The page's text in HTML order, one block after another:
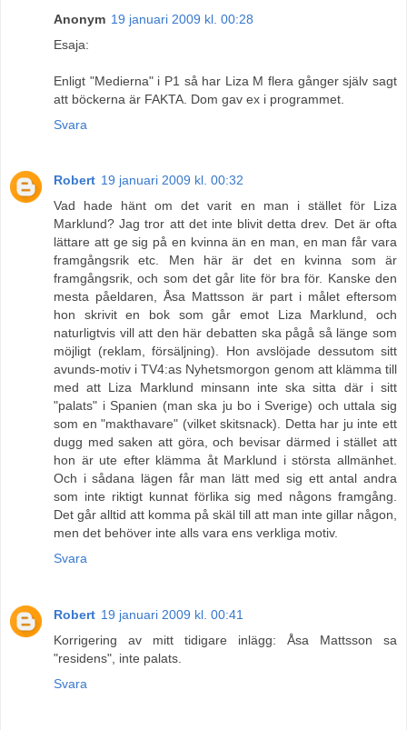
Anonym 19 januari 2009 kl. 00:28
Esaja:
Enligt "Medierna" i P1 så har Liza M flera gånger själv sagt
att böckerna är FAKTA. Dom gav ex i programmet.
Svara
Robert 19 januari 2009 kl. 00:32
Vad hade hänt om det varit en man i stället för Liza
Marklund? Jag tror att det inte blivit detta drev. Det är ofta
lättare att ge sig på en kvinna än en man, en man får vara
framgångsrik etc. Men här är det en kvinna som är
framgångsrik, och som det går lite för bra för. Kanske den
mesta påeldaren, Åsa Mattsson är part i målet eftersom
hon skrivit en bok som går emot Liza Marklund, och
naturligtvis vill att den här debatten ska pågå så länge som
möjligt (reklam, försäljning). Hon avslöjade dessutom sitt
avunds-motiv i TV4:as Nyhetsmorgon genom att klämma till
med att Liza Marklund minsann inte ska sitta där i sitt
"palats" i Spanien (man ska ju bo i Sverige) och uttala sig
som en "makthavare" (vilket skitsnack). Detta har ju inte ett
dugg med saken att göra, och bevisar därmed i stället att
hon är ute efter klämma åt Marklund i största allmänhet.
Och i sådana lägen får man lätt med sig ett antal andra
som inte riktigt kunnat förlika sig med någons framgång.
Det går alltid att komma på skäl till att man inte gillar någon,
men det behöver inte alls vara ens verkliga motiv.
Svara
Robert 19 januari 2009 kl. 00:41
Korrigering av mitt tidigare inlägg: Åsa Mattsson sa
"residens", inte palats.
Svara